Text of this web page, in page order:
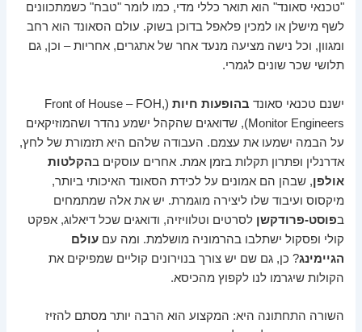
"טכנאי סאונד" הוא תואר כללי מדי, כמו לומר "טבח" כשמתכוונים
לשף מישלן או למכין פלאפל בדוכן בשוק. עולם הסאונד הוא רחב
ומגוון, וכל נישה מציעה מנעד אחר של אתגרים, אחריות – וכן, גם
תלושי שכר שונים לגמרי.
ישנם טכנאי סאונד בהופעות חיות
(Front of House – FOH,
Monitor Engineers), שדואגים שהקהל ישמע נהדר ושהמוזיקאים
על הבמה ישמעו את עצמם. העבודה שלהם היא תזמורת של לחץ,
אדרנלין ופתרון תקלות בזמן אמת. אחרים עוסקים בהקלטות
אולפן, שבהן הם אמונים על לכידת הסאונד האיכותי ביותר,
מיקסוס ועיבוד שלו ליצירה מוגמרת. יש את אלה שמתמחים
בפוסט-פרודקשן לסרטים וטלוויזיה, ודואגים שכל דיאלוג, אפקט
קולי ופסקול ישתלבו בהרמוניה מושלמת. ומה עםעולם
הגיימינג? כן, גם שם יש צורך בנוירונים קוליים שמפיקים את
הקולות שיגרמו לנו לקפוץ מהכיסא.
השורה התחתונה היא: המקצוע הוא הרבה יותר מסתם להזיז